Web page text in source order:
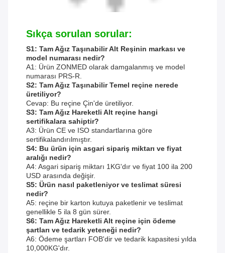
Sıkça sorulan sorular:
S1: Tam Ağız Taşınabilir Alt Reşinin markası ve
model numarası nedir?
A1: Ürün ZONMED olarak damgalanmış ve model
numarası PRS-R.
S2: Tam Ağız Taşınabilir Temel reçine nerede
üretiliyor?
Cevap: Bu reçine Çin'de üretiliyor.
S3: Tam Ağız Hareketli Alt reçine hangi
sertifikalara sahiptir?
A3: Ürün CE ve ISO standartlarına göre
sertifikalandırılmıştır.
S4: Bu ürün için asgari sipariş miktarı ve fiyat
aralığı nedir?
A4: Asgari sipariş miktarı 1KG'dır ve fiyat 100 ila 200
USD arasında değişir.
S5: Ürün nasıl paketleniyor ve teslimat süresi
nedir?
A5: reçine bir karton kutuya paketlenir ve teslimat
genellikle 5 ila 8 gün sürer.
S6: Tam Ağız Hareketli Alt reçine için ödeme
şartları ve tedarik yeteneği nedir?
A6: Ödeme şartları FOB'dir ve tedarik kapasitesi yılda
10,000KG'dır.